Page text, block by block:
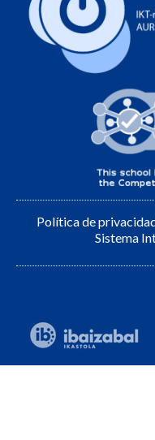
Política de
Sistema